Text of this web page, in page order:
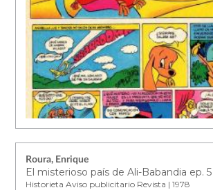
Roura, Enrique
El misterioso país de Ali-Babandia ep. 5
Historieta Aviso publicitario Revista | 1978